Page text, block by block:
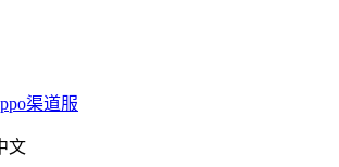
渠道服
文